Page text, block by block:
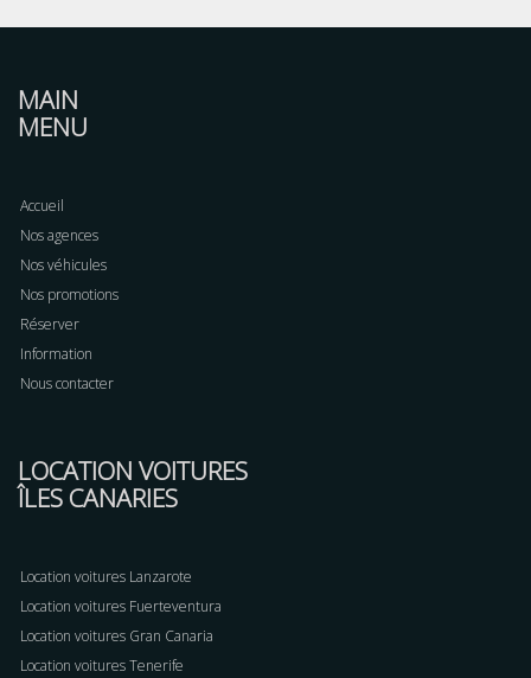
MAIN
MENU
Accueil
Nos agences
Nos véhicules
Nos promotions
Réserver
Information
Nous contacter
LOCATION VOITURES
ÎLES CANARIES
Location voitures Lanzarote
Location voitures Fuerteventura
Location voitures Gran Canaria
Location voitures Tenerife